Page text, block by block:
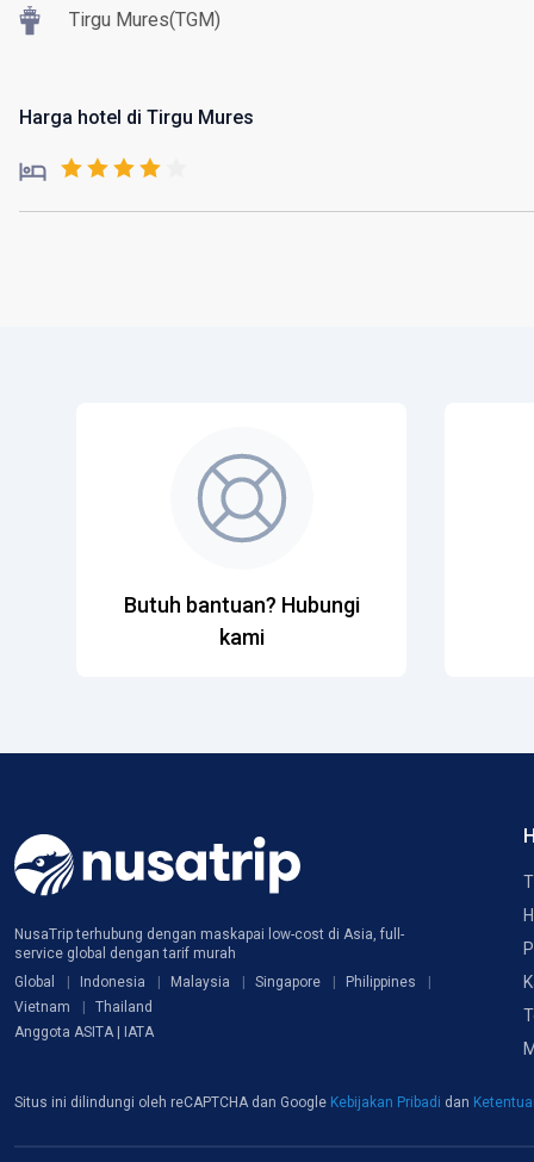
Tirgu Mures(TGM)
Harga hotel di Tirgu Mures
Butuh bantuan? Hubungi
kami
NusaTrip terhubung dengan maskapai low-cost di Asia, full-
service global dengan tarif murah
Global
Indonesia Malaysia Singapore
Philippines
Vietnam
Thailand
Anggota ASITA | IATA
Situs ini dilindungi oleh reCAPTCHA dan Google Kebijakan Pribadi dan